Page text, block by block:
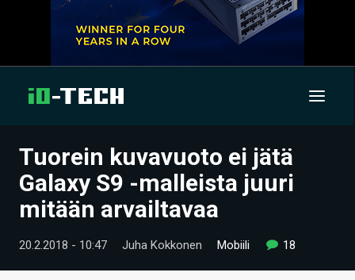
UUTISET
ARTIKKELIT
VIDEOT
TECHBBS
Tuorein kuvavuoto ei jätä
Galaxy S9 -malleista juuri
mitään arvailtavaa
20.2.2018 - 10:47 Juha Kokkonen Mobiili 18